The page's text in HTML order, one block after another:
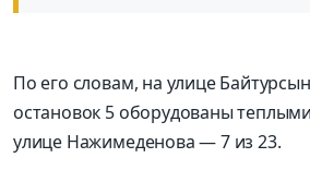
По его словам, на улице
остановок 5 оборудованы
улице Нажимеденова — 7 из 23.